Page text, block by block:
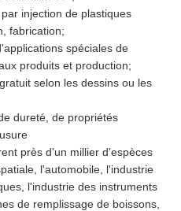
injection de plastiques
fabrication;
spéciales de
produits et production;
selon les dessins ou les
dureté, de propriétés
près d'un millier d'espèces
l'automobile, l'industrie
l'industrie des instruments
de remplissage de boissons,